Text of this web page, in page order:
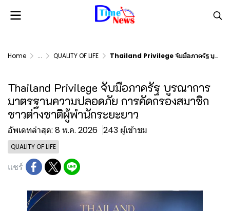
Home ... QUALITY OF LIFE Thailand Privilege จับมือภาครัฐ บูรณาการมาตรฐานความปลอดภัย การคัดกรองสมาชิกชาวต่างชาติผู้พำนักระยะยาว
Thailand Privilege จับมือภาครัฐ บูรณาการ
มาตรฐานความปลอดภัย การคัดกรองสมาชิก
ชาวต่างชาติผู้พำนักระยะยาว
อัพเดทล่าสุด: 8 พ.ค. 2026 243 ผู้เข้าชม
QUALITY OF LIFE
แชร์